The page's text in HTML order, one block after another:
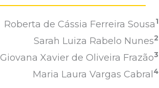
Roberta de Cássia Ferreira Sousa1
Sarah Luiza Rabelo Nunes2
Xavier de Oliveira Frazão3
Maria Laura Vargas Cabral 4